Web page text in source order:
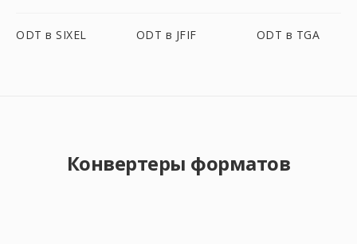
ODT в SIXEL ODT в JFIF ODT в TGA
Конвертеры форматов